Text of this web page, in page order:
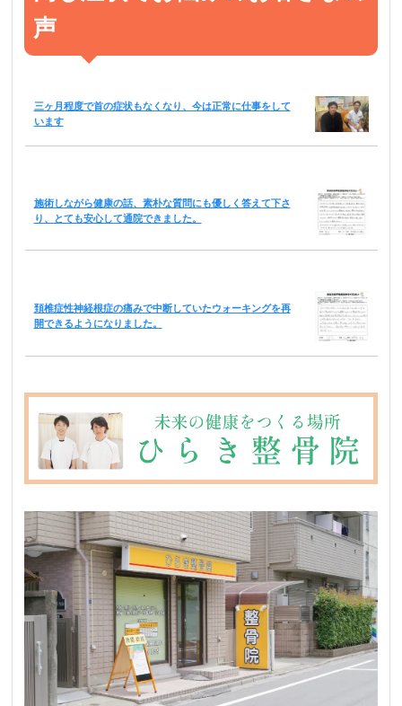
声
三ヶ月程度で首の症状もなくなり、今は正常に仕事をして
います
施術しながら健康の話、素朴な質問にも優しく答えて下さ
り、とても安心して通院できました。
頚椎症性神経根症の痛みで中断していたウォーキングを再
開できるようになりました。